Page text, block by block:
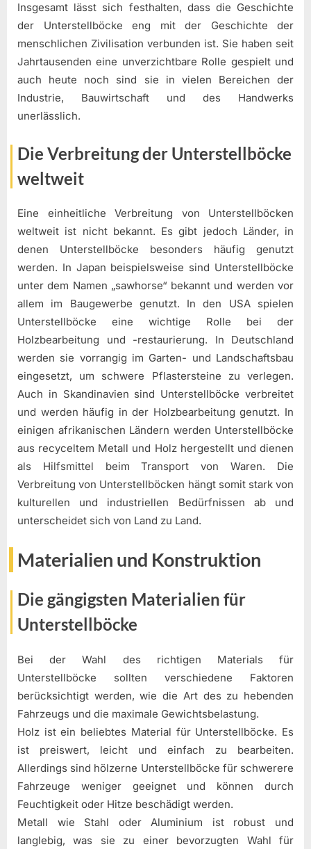
Insgesamt lässt sich festhalten, dass die Geschichte
der Unterstellböcke eng mit der Geschichte der
menschlichen Zivilisation verbunden ist. Sie haben seit
Jahrtausenden eine unverzichtbare Rolle gespielt und
auch heute noch sind sie in vielen Bereichen der
Industrie, Bauwirtschaft und des Handwerks
unerlässlich.
Die Verbreitung der Unterstellböcke
weltweit
Eine einheitliche Verbreitung von Unterstellböcken
weltweit ist nicht bekannt. Es gibt jedoch Länder, in
denen Unterstellböcke besonders häufig genutzt
werden. In Japan beispielsweise sind Unterstellböcke
unter dem Namen „sawhorse“ bekannt und werden vor
allem im Baugewerbe genutzt. In den USA spielen
Unterstellböcke eine wichtige Rolle bei der
Holzbearbeitung und -restaurierung. In Deutschland
werden sie vorrangig im Garten- und Landschaftsbau
eingesetzt, um schwere Pflastersteine zu verlegen.
Auch in Skandinavien sind Unterstellböcke verbreitet
und werden häufig in der Holzbearbeitung genutzt. In
einigen afrikanischen Ländern werden Unterstellböcke
aus recyceltem Metall und Holz hergestellt und dienen
als Hilfsmittel beim Transport von Waren. Die
Verbreitung von Unterstellböcken hängt somit stark von
kulturellen und industriellen Bedürfnissen ab und
unterscheidet sich von Land zu Land.
Materialien und Konstruktion
Die gängigsten Materialien für
Unterstellböcke
Bei der Wahl des richtigen Materials für
Unterstellböcke sollten verschiedene Faktoren
berücksichtigt werden, wie die Art des zu hebenden
Fahrzeugs und die maximale Gewichtsbelastung.
Holz ist ein beliebtes Material für Unterstellböcke. Es
ist preiswert, leicht und einfach zu bearbeiten.
Allerdings sind hölzerne Unterstellböcke für schwerere
Fahrzeuge weniger geeignet und können durch
Feuchtigkeit oder Hitze beschädigt werden.
Metall wie Stahl oder Aluminium ist robust und
langlebig, was sie zu einer bevorzugten Wahl für